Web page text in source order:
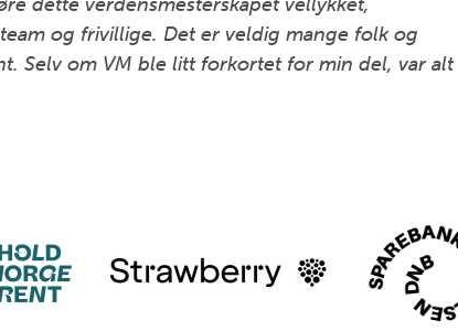
og frivillige. Det er veldig mange folk og
Selv om VM ble litt forkortet for min del, var alt